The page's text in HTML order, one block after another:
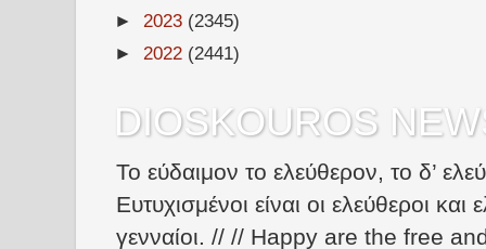
► 2023 (2345)
► 2022 (2441)
DIOSKOUROS
Το εύδαιμον το ελεύθερον, το δ’
Ευτυχισμένοι είναι οι ελεύθεροι και
γενναίοι. // // Happy are the free